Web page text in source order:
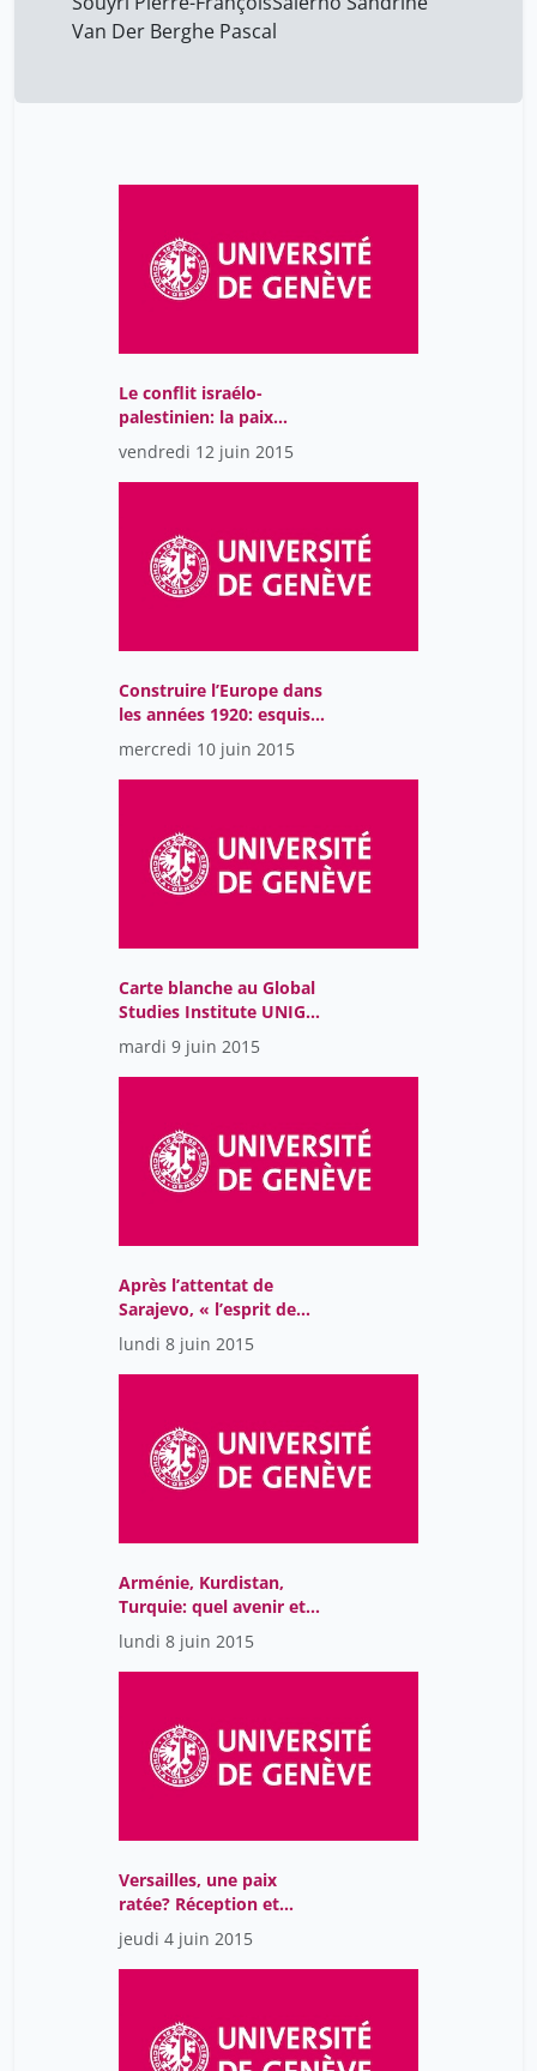
Van Der Berghe Pascal
Le conflit israélo-
palestinien: la paix
impossible?
vendredi 12 juin 2015
Construire l’Europe dans
les années 1920: esquisse
avortée, matrice féconde
mercredi 10 juin 2015
Carte blanche au Global
Studies Institute UNIGE –
Dessine-moi un conflit:
le rôle des cartes dans la
construction de la paix
mardi 9 juin 2015
Après l’attentat de
Sarajevo, « l’esprit de
Genève »?
lundi 8 juin 2015
Arménie, Kurdistan,
Turquie: quel avenir et
quelles interactions?
lundi 8 juin 2015
Versailles, une paix
ratée? Réception et
conséquences du traité
de paix en Allemagne
(1919-1939)
jeudi 4 juin 2015